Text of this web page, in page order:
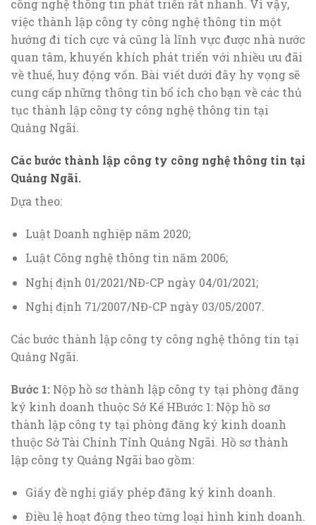
công nghệ thông tin phát triển rất nhanh. Vì vậy,
việc thành lập công ty công nghệ thông tin một
hướng đi tích cực và cũng là lĩnh vực được nhà nước
quan tâm, khuyến khích phát triển với nhiều ưu đãi
về thuế, huy động vốn. Bài viết dưới đây hy vọng sẽ
cung cấp những thông tin bổ ích cho bạn về các thủ
tục thành lập công ty công nghệ thông tin tại
Quảng Ngãi.
Các bước thành lập công ty công nghệ thông tin tại
Quảng Ngãi.
Dựa theo:
Luật Doanh nghiệp năm 2020;
Luật Công nghệ thông tin năm 2006;
Nghị định 01/2021/NĐ-CP ngày 04/01/2021;
Nghị định 71/2007/NĐ-CP ngày 03/05/2007.
Các bước thành lập công ty công nghệ thông tin tại
Quảng Ngãi.
Bước 1: Nộp hồ sơ thành lập công ty tại phòng đăng
ký kinh doanh thuộc Sở Kế HBước 1: Nộp hồ sơ
thành lập công ty tại phòng đăng ký kinh doanh
thuộc Sở Tài Chính Tỉnh Quảng Ngãi. Hồ sơ thành
lập công ty Quảng Ngãi bao gồm:
Giấy đề nghị giấy phép đăng ký kinh doanh.
Điều lệ hoạt động theo từng loại hình kinh doanh.